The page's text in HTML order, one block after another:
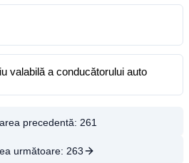
valabilă a conducătorului auto
precedentă: 261
următoare: 263